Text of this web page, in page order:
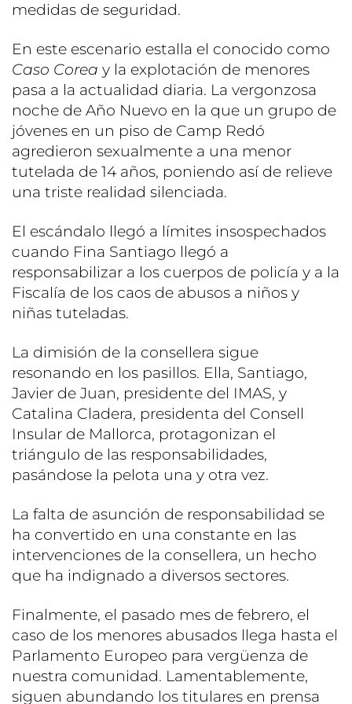
medidas de seguridad.
En este escenario estalla el conocido como
Caso Corea y la explotación de menores
pasa a la actualidad diaria. La vergonzosa
noche de Año Nuevo en la que un grupo de
jóvenes en un piso de Camp Redó
agredieron sexualmente a una menor
tutelada de 14 años, poniendo así de relieve
una triste realidad silenciada.
El escándalo llegó a límites insospechados
cuando Fina Santiago llegó a
responsabilizar a los cuerpos de policía y a la
Fiscalía de los caos de abusos a niños y
niñas tuteladas.
La dimisión de la consellera sigue
resonando en los pasillos. Ella, Santiago,
Javier de Juan, presidente del IMAS, y
Catalina Cladera, presidenta del Consell
Insular de Mallorca, protagonizan el
triángulo de las responsabilidades,
pasándose la pelota una y otra vez.
La falta de asunción de responsabilidad se
ha convertido en una constante en las
intervenciones de la consellera, un hecho
que ha indignado a diversos sectores.
Finalmente, el pasado mes de febrero, el
caso de los menores abusados llega hasta el
Parlamento Europeo para vergüenza de
nuestra comunidad. Lamentablemente,
siguen abundando los titulares en prensa